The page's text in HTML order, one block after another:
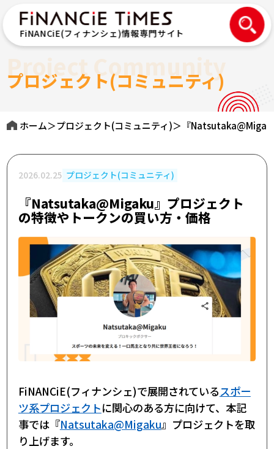
FiNANCiE(フィナンシェ)情報専門サイト
プロジェクト(コミュニティ)
Project Community
ホーム＞プロジェクト(コミュニティ)＞ 『
2026.02.25 プロジェクト(コミュニティ)
『Natsutaka@Migaku』プロジェクト
の特徴やトークンの買い方・価格
FiNANCiE(フィナンシェ)で展開されているスポー
ツ系プロジェクトに関心のある方に向けて、本記
事では『Natsutaka@Migaku』プロジェクトを取
り上げます。